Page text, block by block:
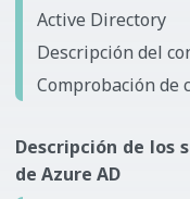
Active Directory
Descripción del
Comprobación de
Descripción de los
de Azure AD